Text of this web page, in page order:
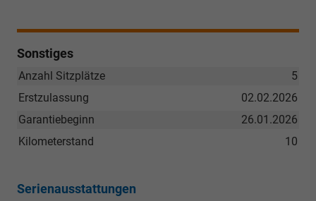
Sonstiges
5
Anzahl Sitzplätze
02.02.2026
Erstzulassung
26.01.2026
Garantiebeginn
10
Kilometerstand
Serienausstattungen